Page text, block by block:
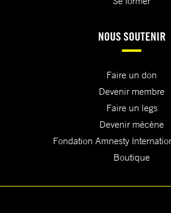
NOUS SOUTENIR
Faire un don
Devenir membre
Faire un legs
Devenir mécène
Fondation Amnesty
Boutique